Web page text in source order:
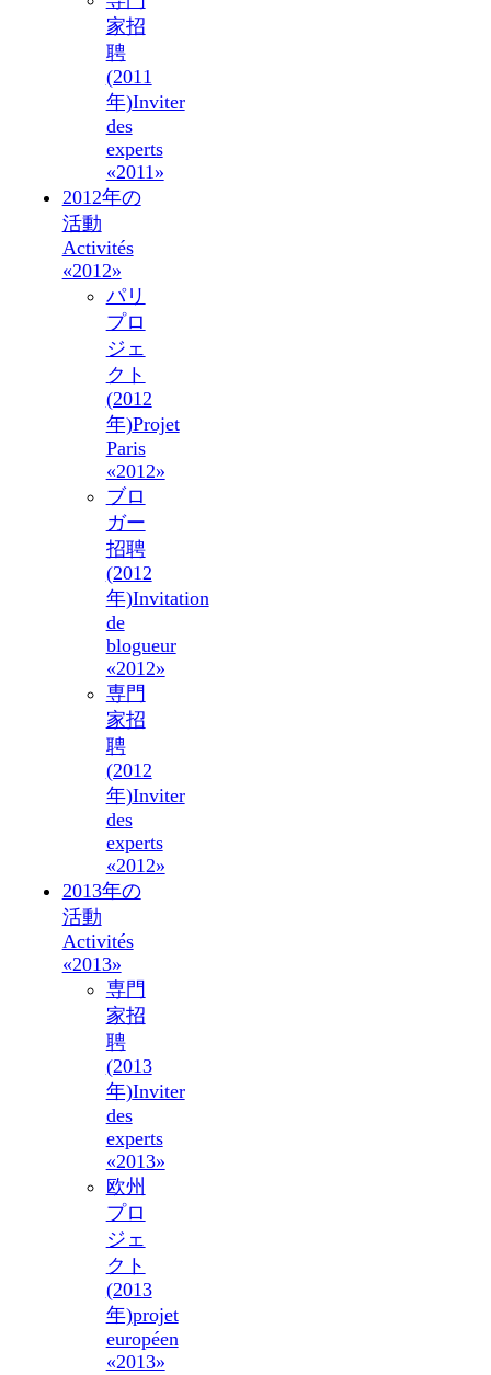
家招
聘
(2011
年)Inviter
des
experts
«2011»
2012年の
活動
Activités
«2012»
パリ
プロ
ジェ
クト
(2012
年)Projet
Paris
«2012»
ブロ
ガー
招聘
(2012
年)Invitation
de
blogueur
«2012»
専門
家招
聘
(2012
年)Inviter
des
experts
«2012»
2013年の
活動
Activités
«2013»
専門
家招
聘
(2013
年)Inviter
des
experts
«2013»
欧州
プロ
ジェ
クト
(2013
年)projet
européen
«2013»